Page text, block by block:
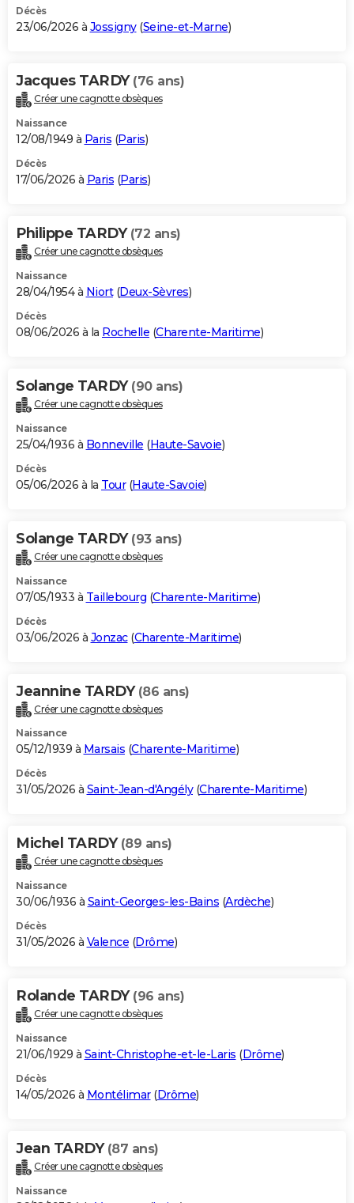
Décès
23/06/2026 à Jossigny(Seine-et-Marne)
Jacques TARDY (76 ans)
Créer une cagnotte obsèques
Naissance
12/08/1949 à Paris (Paris)
Décès
17/06/2026 à Paris (Paris)
Philippe TARDY (72 ans)
Créer une cagnotte obsèques
Naissance
28/04/1954 à Niort(Deux-Sèvres)
Décès
08/06/2026 à la Rochelle (Charente-Maritime)
Solange TARDY (90 ans)
Créer une cagnotte obsèques
Naissance
25/04/1936 à Bonneville (Haute-Savoie)
Décès
05/06/2026 à la Tour(Haute-Savoie)
Solange TARDY (93 ans)
Créer une cagnotte obsèques
Naissance
07/05/1933 à Taillebourg (Charente-Maritime)
Décès
03/06/2026 à Jonzac(Charente-Maritime)
Jeannine TARDY (86 ans)
Créer une cagnotte obsèques
Naissance
05/12/1939 à Marsais (Charente-Maritime)
Décès
31/05/2026 à Saint-Jean-d'Angély(Charente-Maritime)
Michel TARDY (89 ans)
Créer une cagnotte obsèques
Naissance
30/06/1936 à Saint-Georges-les-Bains (Ardèche)
Décès
31/05/2026 à Valence (Drôme)
Rolande TARDY (96 ans)
Créer une cagnotte obsèques
Naissance
21/06/1929 à Saint-Christophe-et-le-Laris (Drôme)
Décès
14/05/2026 à Montélimar(Drôme)
Jean TARDY (87 ans)
Créer une cagnotte obsèques
Naissance